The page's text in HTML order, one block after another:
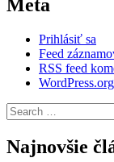
Meta
Prihlásiť sa
Feed
RSS feed
WordPress.org
Search
for:
Najnovšie